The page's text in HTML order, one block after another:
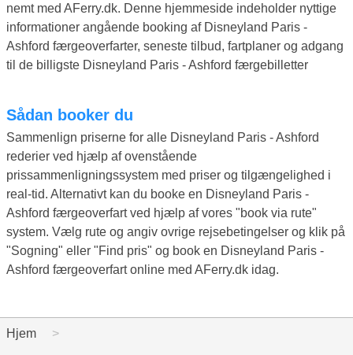
nemt med AFerry.dk. Denne hjemmeside indeholder nyttige
informationer angående booking af Disneyland Paris -
Ashford færgeoverfarter, seneste tilbud, fartplaner og adgang
til de billigste Disneyland Paris - Ashford færgebilletter
Sådan booker du
Sammenlign priserne for alle Disneyland Paris - Ashford
rederier ved hjælp af ovenstående
prissammenligningssystem med priser og tilgængelighed i
real-tid. Alternativt kan du booke en Disneyland Paris -
Ashford færgeoverfart ved hjælp af vores "book via rute"
system. Vælg rute og angiv ovrige rejsebetingelser og klik på
"Sogning" eller "Find pris" og book en Disneyland Paris -
Ashford færgeoverfart online med AFerry.dk idag.
Hjem